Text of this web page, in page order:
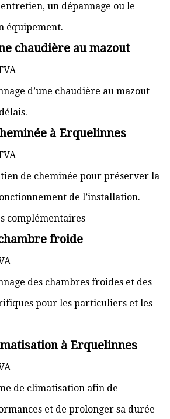
un dépannage ou le
équipement.
chaudière au mazout
d’une chaudière au mazout
à Erquelinnes
de cheminée pour préserver la
de l’installation.
complémentaires
froide
des chambres froides et des
pour les particuliers et les
à Erquelinnes
de climatisation afin de
et de prolonger sa durée